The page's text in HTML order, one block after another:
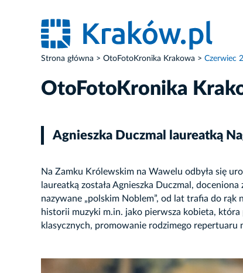
Strona główna OtoFotoKronika Krakowa Czerwiec
OtoFotoKronika
Agnieszka Duczmal laureatką
Na Zamku Królewskim na Wawelu odbyła się
laureatką została Agnieszka Duczmal,
nazywane „polskim Noblem”, od lat trafia do
historii muzyki m.in. jako pierwsza kobieta, która
klasycznych, promowanie rodzimego repertuaru